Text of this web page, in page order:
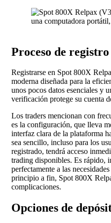
Proceso de registro
Registrarse en Spot 800X
moderna diseñada para la
unos pocos datos esenciales y
verificación protege su cuenta
Los traders mencionan con
es la configuración, que lleva
interfaz clara de la plataforma
sea sencillo, incluso para los
registrado, tendrá acceso
trading disponibles. Es rápido,
perfectamente a las
principio a fin, Spot 800X
complicaciones.
Opciones de